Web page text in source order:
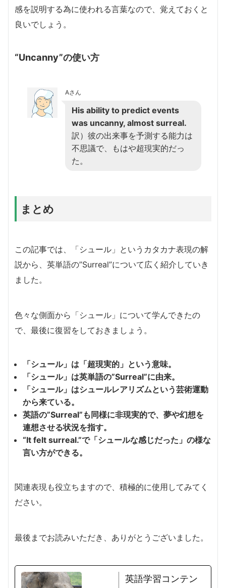
感を説明する為に使われる言葉なので、覚えておくと
良いでしょう。
“Uncanny”の使い方
Aさん
His ability to predict events
was uncanny, almost surreal.
訳）彼の出来事を予測する能力は
不思議で、もはや超現実的だっ
た。
まとめ
この記事では、「シュール」というカタカナ表現の解
説から、英単語の”Surreal”について広く紹介していき
ました。
色々な側面から「シュール」について学んできたの
で、最後に復習をしておきましょう。
「シュール」は「超現実的」という意味。
「シュール」は英単語の”Surreal”に由来。
「シュール」はシュールレアリズムという芸術運動
から来ている。
英語の”Surreal”も同様に非現実的で、夢や幻想を
連想させる状況を指す。
“It felt surreal.”で「シュールな感じだった」の様な
言い方ができる。
関連表現も役立ちますので、積極的に使用してみてく
ださい。
最後までお読みいただき、ありがとうございました。
英語学習コンテン